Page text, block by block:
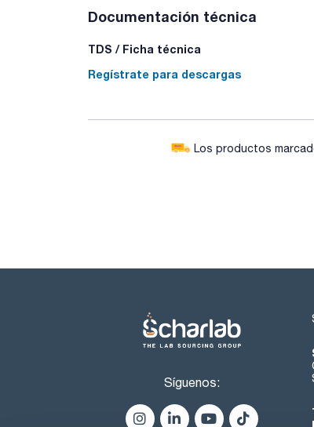
Documentación técnica
TDS / Ficha técnica
Regístrate para descargas
Los productos
Síguenos: